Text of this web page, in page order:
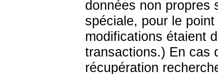
données non propres
spéciale, pour le
modifications étaient
transactions.) En cas
récupération